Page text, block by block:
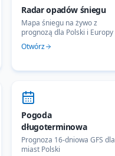
Radar opadów śniegu
Mapa śniegu na żywo z
prognozą dla Polski i Europy
Otwórz
Pogoda
długoterminowa
Prognoza 16-dniowa GFS dla
miast Polski